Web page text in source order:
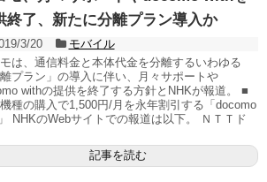
終了、新たに分離プラン導入か
3/20
モバイル
モは、通信料金と本体代金を分離するいわゆる
離プラン」の導入に伴い、月々サポートや
withの提供を終了する方針とNHKが報道。 ■
種の購入で1,500円/月を永年割引する「docomo
NHKのWebサイトでの報道は以下。 ＮＴＴド
記事を読む